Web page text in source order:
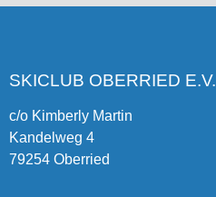
SKICLUB OBERRIED E.V.
c/o Kimberly Martin
Kandelweg 4
79254 Oberried